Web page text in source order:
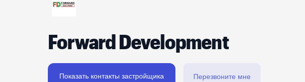
Рядом с метро
3-8 млн ₽ 8-14 млн ₽ от 14 млн ₽
Forward Development
Показать контакты застройщика Перезвоните мне